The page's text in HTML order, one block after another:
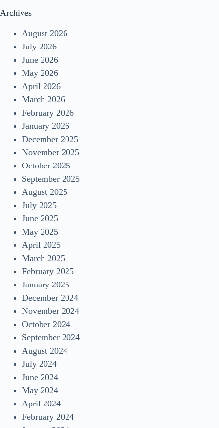
Archives
August 2026
July 2026
June 2026
May 2026
April 2026
March 2026
February 2026
January 2026
December 2025
November 2025
October 2025
September 2025
August 2025
July 2025
June 2025
May 2025
April 2025
March 2025
February 2025
January 2025
December 2024
November 2024
October 2024
September 2024
August 2024
July 2024
June 2024
May 2024
April 2024
February 2024